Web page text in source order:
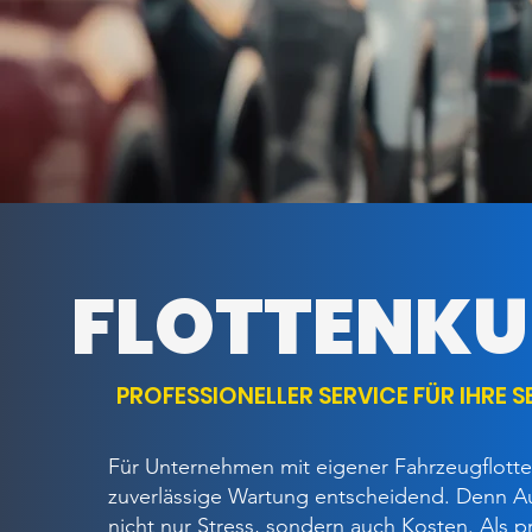
PROFESSIONELLER SERVICE FÜR IHRE
Für Unternehmen mit eigener
zuverlässige Wartung entscheidend. Denn
nicht nur Stress, sondern auch Kosten. Als